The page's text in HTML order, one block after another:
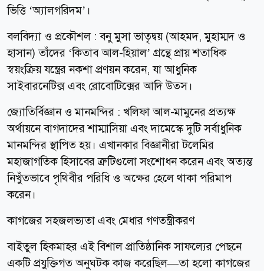
ভিত্তি ‘অ্যালগরিদম’।
বলবিদ্যা ও প্রকৌশল : বনু মুসা ভাতৃদ্বয় (আহমদ, মুহাম্মদ ও
হাসান) তাঁদের ‘কিতাব আল-হিয়াল’ গ্রন্থে প্রায় শতাধিক
স্বয়ংক্রিয় যন্ত্রের নকশা প্রণয়ন করেন, যা আধুনিক
সাইবারনেটিক্স এবং রোবোটিক্সের আদি উত্স।
জ্যোতির্বিজ্ঞান ও মানমন্দির : খলিফা আল-মামুনের প্রত্যক্ষ
অর্থায়নে বাগদাদের শাম্মাসিয়া এবং দামেস্কে দুটি সর্বাধুনিক
মানমন্দির স্থাপিত হয়। এখানকার বিজ্ঞানীরা টলেমির
মহাজাগতিক হিসাবের ত্রুটিগুলো সংশোধন করেন এবং অত্যন্ত
নিখুঁতভাবে পৃথিবীর পরিধি ও অক্ষের হেলে থাকা পরিমাপ
করেন।
কাগজের সহজলভ্যতা এবং মেধার গণতন্ত্রীকরণ
বাইতুল হিকমাহর এই বিশাল প্রাতিষ্ঠানিক সাফল্যের পেছনে
একটি প্রযুক্তিগত অনুঘটক কাজ করেছিল—তা হলো কাগজের